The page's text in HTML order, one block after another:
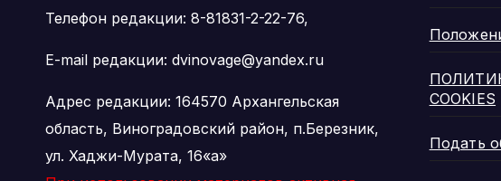
Телефон редакции: 8-81831-2-22-76,
E-mail редакции: dvinovage@yandex.ru
Адрес редакции: 164570 Архангельская
область, Виноградовский район, п.Березник,
ул. Хаджи-Мурата, 16«а»
COOKIES
Подать